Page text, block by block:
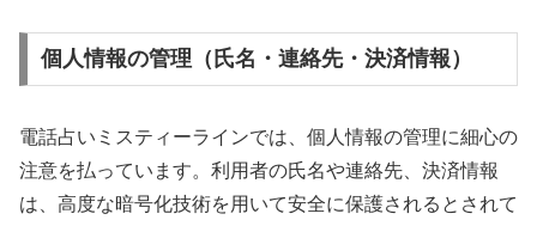
個人情報の管理（氏名・連絡先・決済情報）
電話占いミスティーラインでは、個人情報の管理に細心の
注意を払っています。利用者の氏名や連絡先、決済情報
は、高度な暗号化技術を用いて安全に保護されるとされて